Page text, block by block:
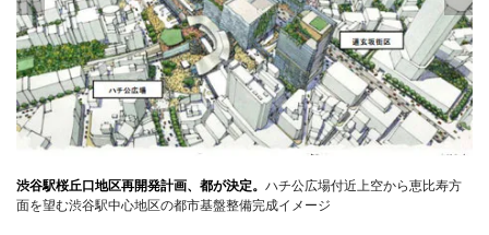
渋谷駅桜丘口地区再開発計画、都が決定。 ハチ公広場付近上空から恵比寿方
面を望む渋谷駅中心地区の都市基盤整備完成イメージ